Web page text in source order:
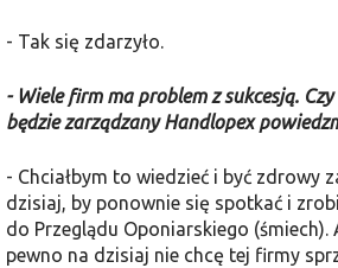
- Tak się zdarzyło.
- Wiele firm ma problem z sukcesją.
będzie zarządzany Handlopex
- Chciałbym to wiedzieć i być zdrowy
dzisiaj, by ponownie się spotkać i
do Przeglądu Oponiarskiego (śmiech).
pewno na dzisiaj nie chcę tej firmy